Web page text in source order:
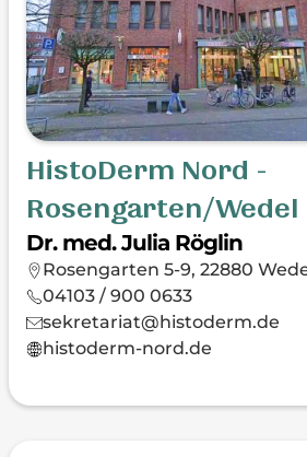
HistoDerm Nord -
Rosengarten/Wedel
Dr. med. Julia Röglin
Rosengarten 5-9, 22880
04103 / 900 0633
sekretariat@histoderm.de
histoderm-nord.de